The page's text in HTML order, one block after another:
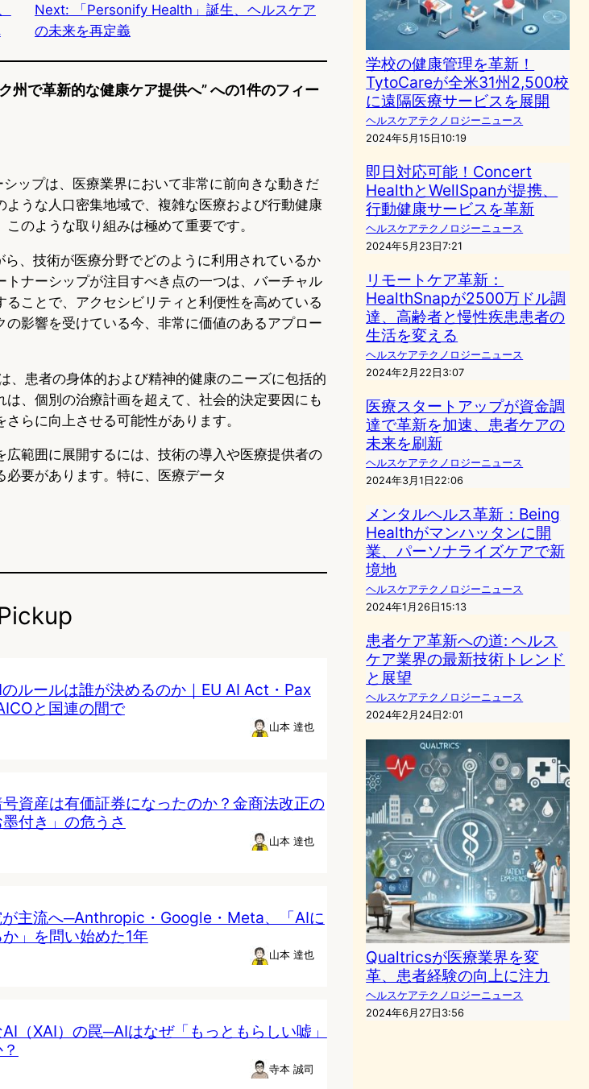
Next:
「Personify Health」誕生、ヘルスケア
の未来を再定義
で革新的な健康ケア提供へ” への1件のフィー
ップは、医療業界において非常に前向きな動きだ
ような人口密集地域で、複雑な医療および行動健康
のような取り組みは極めて重要です。
、技術が医療分野でどのように利用されているか
ナーシップが注目すべき点の一つは、バーチャル
ことで、アクセシビリティと利便性を高めている
影響を受けている今、非常に価値のあるアプロー
、患者の身体的および精神的健康のニーズに包括的
、個別の治療計画を超えて、社会的決定要因にも
らに向上させる可能性があります。
範囲に展開するには、技術の導入や医療提供者の
必要があります。特に、医療データ
のルールは誰が決めるのか｜EU AI Act・Pax
と国連の間で
山本 達也
号資産は有価証券になったのか？金商法改正の
付き」の危うさ
山本 達也
が主流へ─Anthropic・Google・Meta、「AIに
」を問い始めた1年
山本 達也
（XAI）の罠─AIはなぜ「もっともらしい嘘」
寺本 誠司
学校の健康管理を革新！
TytoCareが全米31州2,500校
に遠隔医療サービスを展開
ヘルスケアテクノロジーニュース
2024年5月15日10:19
即日対応可能！Concert
HealthとWellSpanが提携、
行動健康サービスを革新
ヘルスケアテクノロジーニュース
2024年5月23日7:21
リモートケア革新：
HealthSnapが2500万ドル調
達、高齢者と慢性疾患患者の
生活を変える
ヘルスケアテクノロジーニュース
2024年2月22日3:07
医療スタートアップが資金調
達で革新を加速、患者ケアの
未来を刷新
ヘルスケアテクノロジーニュース
2024年3月1日22:06
メンタルヘルス革新：Being
Healthがマンハッタンに開
業、パーソナライズケアで新
境地
ヘルスケアテクノロジーニュース
2024年1月26日15:13
患者ケア革新への道: ヘルス
ケア業界の最新技術トレンド
と展望
ヘルスケアテクノロジーニュース
2024年2月24日2:01
Qualtricsが医療業界を変
革、患者経験の向上に注力
ヘルスケアテクノロジーニュース
2024年6月27日3:56